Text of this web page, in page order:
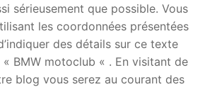
sérieusement que possible. Vous
les coordonnées présentées
des détails sur ce texte
BMW motoclub « . En visitant de
blog vous serez au courant des